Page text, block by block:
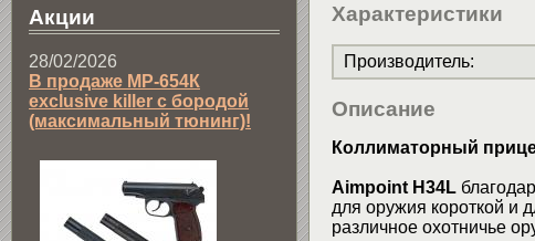
Характеристики
Производитель:
Описание
Коллиматорный
Aimpoint H34L
для оружия короткой и
различное охотничье
Акции
28/02/2026
В продаже МР-654К
exclusive killer с бородой
(максимальный тюнинг)!